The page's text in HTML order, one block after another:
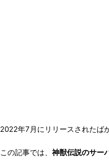
2022年7月にリリースされたば
この記事では、 神獣伝説のサー